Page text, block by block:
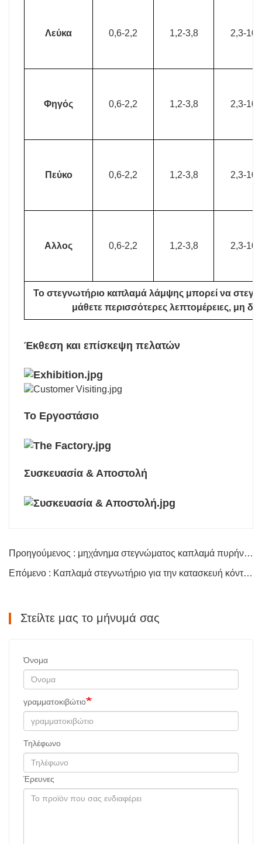
Λεύκα 0,6-2,2 1,2-3,8 2,3-10
Φηγός 0,6-2,2 1,2-3,8 2,3-10
Πεύκο 0,6-2,2 1,2-3,8 2,3-10
Αλλος 0,6-2,2 1,2-3,8 2,3-10
Το στεγνωτήριο καπλαμά λάμψης μπορεί να
μάθετε περισσότερες λεπτομέρειες, μη
Έκθεση και επίσκεψη πελατών
Το Εργοστάσιο
Συσκευασία & Αποστολή
Προηγούμενος : μηχάνημα στεγνώματος καπλαμά πυρήνα για κόντρα πλακέ
Επόμενο : Καπλαμά στεγνωτήριο για την κατασκευή κόντρα πλακέ
Στείλτε μας το μήνυμά σας
Όνομα
γραμματοκιβώτιο
Τηλέφωνο
Έρευνες